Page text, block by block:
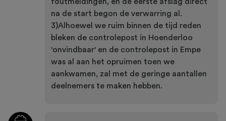
na de start begon de verwarring al.
3)Alhoewel we ruim binnen de tijd reden
bleken de controlepost in Hoenderloo
'onvindbaar' en de controlepost in Empe
was al aan het opruimen toen we
aankwamen, zal met de geringe aantallen
deelnemers te maken hebben.